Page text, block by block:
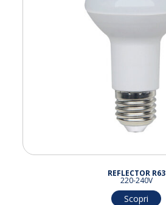
REFLECTOR R63
220-240V
Scopri